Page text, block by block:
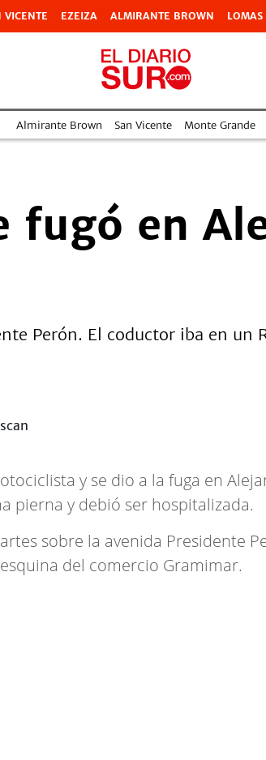
VICENTE EZEIZA ALMIRANTE BROWN
Almirante Brown San Vicente Monte Grande
fugó en
Perón. El coductor iba en un
y se dio a la fuga en
pierna y debió ser hospitalizada.
sobre la avenida Presidente
del comercio Gramimar.